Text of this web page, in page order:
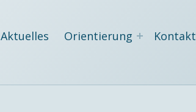
Aktuelles Orientierung Kontakt